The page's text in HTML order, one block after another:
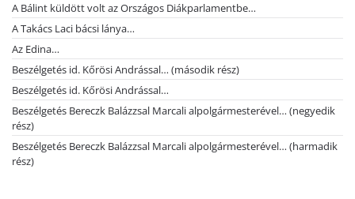
A Bálint küldött volt az Országos Diákparlamentbe…
A Takács Laci bácsi lánya…
Az Edina…
Beszélgetés id. Kőrösi Andrással… (második rész)
Beszélgetés id. Kőrösi Andrással…
Beszélgetés Bereczk Balázzsal Marcali alpolgármesterével… (negyedik
rész)
Beszélgetés Bereczk Balázzsal Marcali alpolgármesterével… (harmadik
rész)